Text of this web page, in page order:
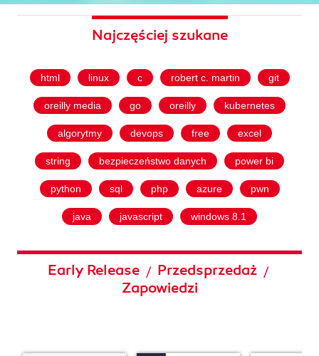
Najczęściej szukane
html linux c robert c. martin git
oreilly media go oreilly kubernetes
algorytmy devops free excel
string bezpieczeństwo danych power bi
python sql php azure pwn
java javascript windows 8.1
Early Release / Przedsprzedaż /
Zapowiedzi